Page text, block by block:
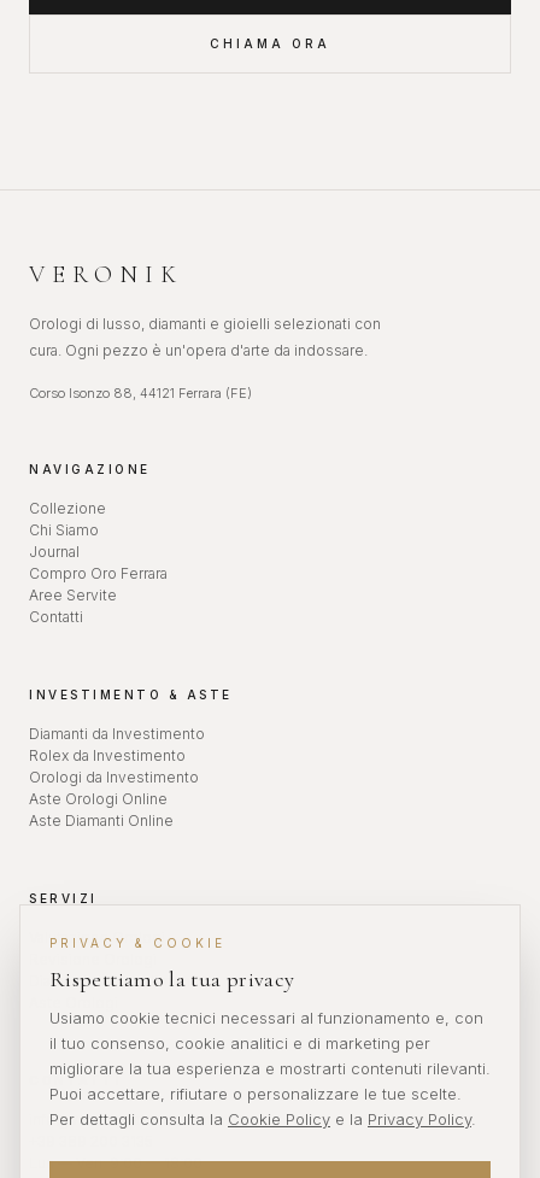
PRIVACY & COOKIE
Rispettiamo la tua privacy
Usiamo cookie tecnici necessari al funzionamento e, con
il tuo consenso, cookie analitici e di marketing per
migliorare la tua esperienza e mostrarti contenuti rilevanti.
Puoi accettare, rifiutare o personalizzare le tue scelte.
Per dettagli consulta la Cookie Policy e la Privacy Policy.
CHIAMA ORA
VERONIK
Orologi di lusso, diamanti e gioielli selezionati con
cura. Ogni pezzo è un'opera d'arte da indossare.
Corso Isonzo 88, 44121 Ferrara (FE)
NAVIGAZIONE
Collezione
Chi Siamo
Journal
Compro Oro Ferrara
Aree Servite
Contatti
INVESTIMENTO & ASTE
Diamanti da Investimento
Rolex da Investimento
Orologi da Investimento
Aste Orologi Online
Aste Diamanti Online
SERVIZI
Valutazione Orologi
Diamanti da Investimento
CONTATTI
info@veronikwatches.com
Lun — Ven: 9:00 — 18:00